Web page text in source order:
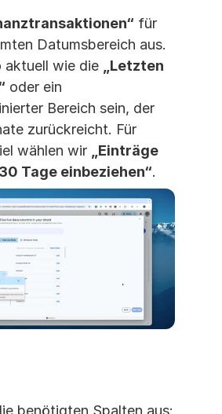
für
Datumsbereich aus.
aktuell wie die
„Letzten
oder ein
Bereich sein, der
zurückreicht. Für
wählen wir
„Einträge
Tage einbeziehen“.